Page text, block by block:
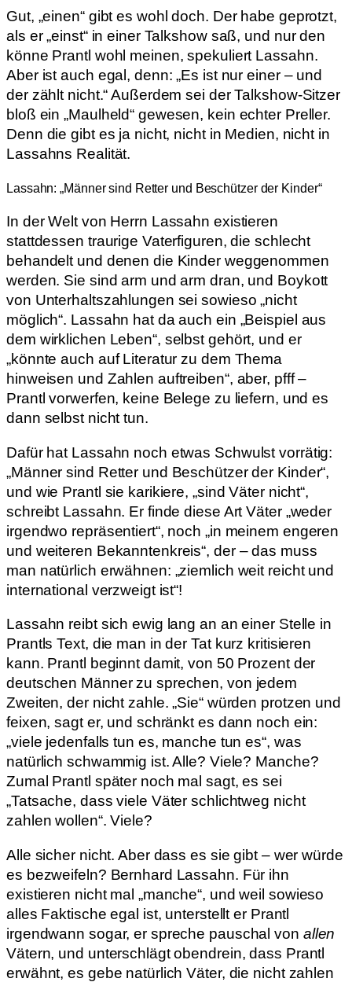
Gut, „einen“ gibt es wohl doch. Der habe geprotzt,
als er „einst“ in einer Talkshow saß, und nur den
könne Prantl wohl meinen, spekuliert Lassahn.
Aber ist auch egal, denn: „Es ist nur einer – und
der zählt nicht.“ Außerdem sei der Talkshow-Sitzer
bloß ein „Maulheld“ gewesen, kein echter Preller.
Denn die gibt es ja nicht, nicht in Medien, nicht in
Lassahns Realität.
Lassahn: „Männer sind Retter und Beschützer der Kinder“
In der Welt von Herrn Lassahn existieren
stattdessen traurige Vaterfiguren, die schlecht
behandelt und denen die Kinder weggenommen
werden. Sie sind arm und arm dran, und Boykott
von Unterhaltszahlungen sei sowieso „nicht
möglich“. Lassahn hat da auch ein „Beispiel aus
dem wirklichen Leben“, selbst gehört, und er
„könnte auch auf Literatur zu dem Thema
hinweisen und Zahlen auftreiben“, aber, pfff –
Prantl vorwerfen, keine Belege zu liefern, und es
dann selbst nicht tun.
Dafür hat Lassahn noch etwas Schwulst vorrätig:
„Männer sind Retter und Beschützer der Kinder“,
und wie Prantl sie karikiere, „sind Väter nicht“,
schreibt Lassahn. Er finde diese Art Väter „weder
irgendwo repräsentiert“, noch „in meinem engeren
und weiteren Bekanntenkreis“, der – das muss
man natürlich erwähnen: „ziemlich weit reicht und
international verzweigt ist“!
Lassahn reibt sich ewig lang an an einer Stelle in
Prantls Text, die man in der Tat kurz kritisieren
kann. Prantl beginnt damit, von 50 Prozent der
deutschen Männer zu sprechen, von jedem
Zweiten, der nicht zahle. „Sie“ würden protzen und
feixen, sagt er, und schränkt es dann noch ein:
„viele jedenfalls tun es, manche tun es“, was
natürlich schwammig ist. Alle? Viele? Manche?
Zumal Prantl später noch mal sagt, es sei
„Tatsache, dass viele Väter schlichtweg nicht
zahlen wollen“. Viele?
Alle sicher nicht. Aber dass es sie gibt – wer würde
es bezweifeln? Bernhard Lassahn. Für ihn
existieren nicht mal „manche“, und weil sowieso
alles Faktische egal ist, unterstellt er Prantl
irgendwann sogar, er spreche pauschal von allen
Vätern, und unterschlägt obendrein, dass Prantl
erwähnt, es gebe natürlich Väter, die nicht zahlen